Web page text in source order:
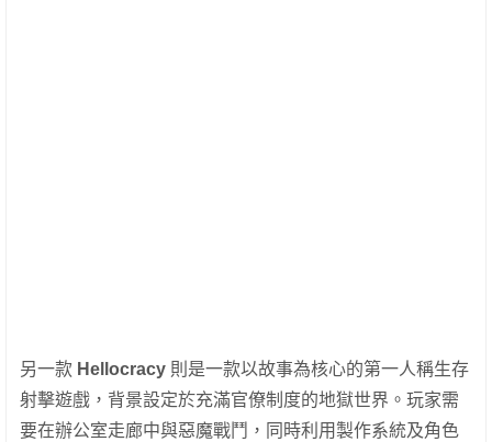
另一款 Hellocracy 則是一款以故事為核心的第一人稱生存
射擊遊戲，背景設定於充滿官僚制度的地獄世界。玩家需
要在辦公室走廊中與惡魔戰鬥，同時利用製作系統及角色